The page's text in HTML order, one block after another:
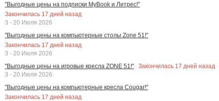
"Выгодные цены на подписки MyBook и Литрес!"
Закончилась 17 дней назад
3 - 20 Июля 2026
"Выгодные цены на компьютерные столы Zone 51!"
Закончилась 17 дней назад
3 - 20 Июля 2026
"Выгодные цены на игровые кресла ZONE 51!"
Закончилась 17 дней назад
3 - 20 Июля 2026
"Выгодные цены на компьютерные кресла Cougar!"
Закончилась 17 дней назад